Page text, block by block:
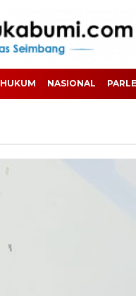
HUKUM NASIONAL